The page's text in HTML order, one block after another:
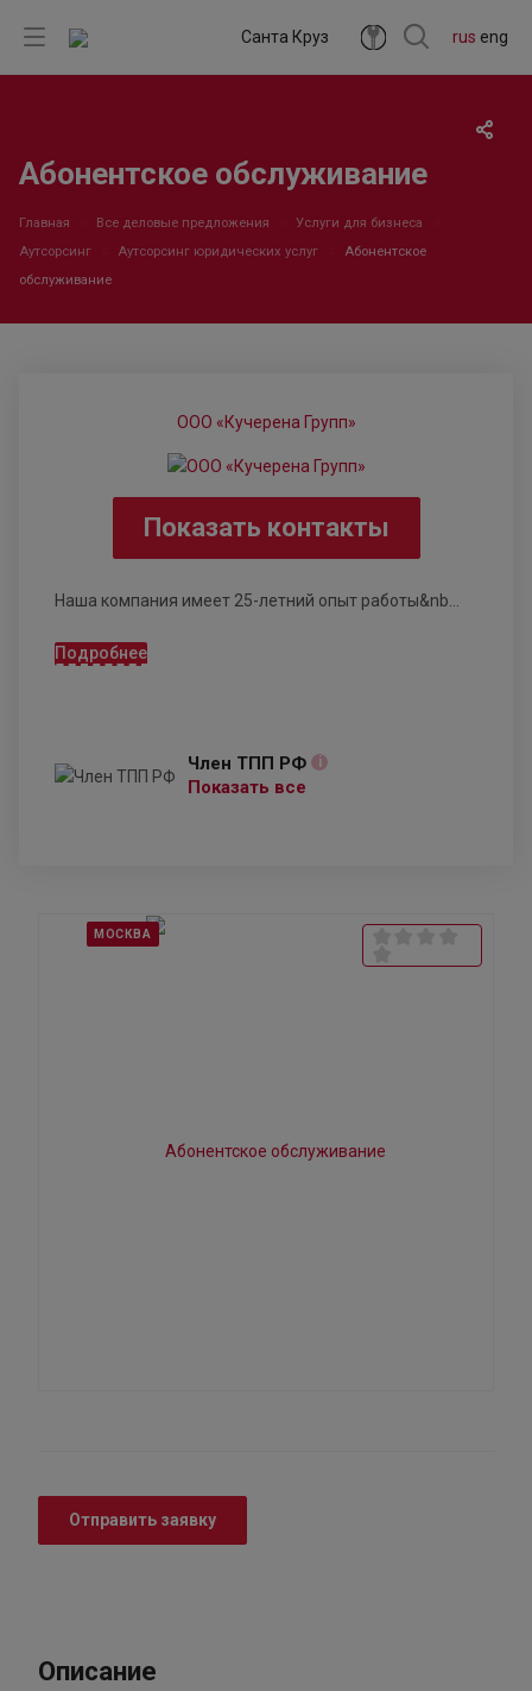
rus eng
Санта Круз
Абонентское обслуживание
Главная Все деловые предложения
Услуги для бизнеса
Аутсорсинг
Аутсорсинг юридических услуг
Абонентское
обслуживание
ООО «Кучерена Групп»
Показать контакты
Наша компания имеет 25-летний опыт работы&nb...
Подробнее
Член ТПП РФ i
Показать все
МОСКВА
Отправить заявку
Описание